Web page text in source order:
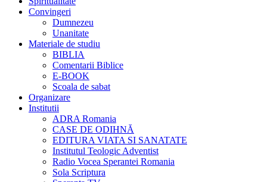
Convingeri
Dumnezeu
Unanitate
Materiale de studiu
BIBLIA
Comentarii Biblice
E-BOOK
Scoala de sabat
Organizare
Institutii
ADRA Romania
CASE DE ODIHNĂ
EDITURA VIATA SI SANATATE
Institutul Teologic Adventist
Radio Vocea Sperantei Romania
Sola Scriptura